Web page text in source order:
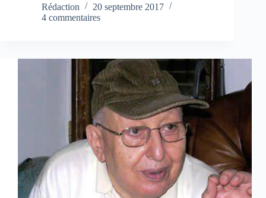
Rédaction
20 septembre 2017
4 commentaires